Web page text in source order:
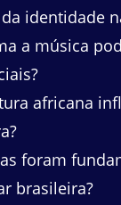
identidade
a música
africana
foram
brasileira?